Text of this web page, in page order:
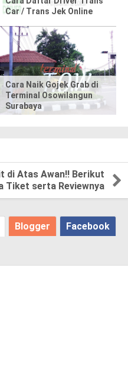
Car / Trans Jek Online
Cara Naik Gojek Grab di
Terminal Osowilangun
Surabaya
di Atas Awan!! Berikut
Tiket serta Reviewnya
Facebook
Blogger